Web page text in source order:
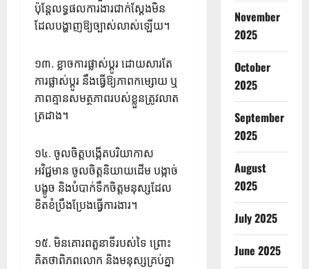
ប៉ុន្តែលទ្ធផលការងារជាក់ស្ដែងមិន
ដែលបង្ហាញឱ្យច្បាស់លាស់ឡើយ។
១៣. ខ្លាចការផ្លាស់ប្តូរ ដោយសារតែ
ការផ្លាស់ប្តូរ នឹងធ្វើឱ្យភាពកម្សោយ ឬ
ភាពគ្មានសមត្ថភាពរបស់ខ្លួនត្រូវលាត
ត្រដាង។
១៤. ចូលចិត្តបង្កើតបរិយាកាស
អវិជ្ជមាន ចូលចិត្តនិយាយដើម បង្កាច់
បង្ខូច និងបំបាក់ទឹកចិត្តមនុស្សដែល
ខិតខំប្រឹងប្រែងធ្វើការងារ។
១៥. មិនគោរពតួនាទីរបស់ទៃ ព្រោះ
គិតថាពិភពលោក និងមនុស្សគ្រប់គ្នា
November
2025
October
2025
September
2025
August
2025
July 2025
June 2025